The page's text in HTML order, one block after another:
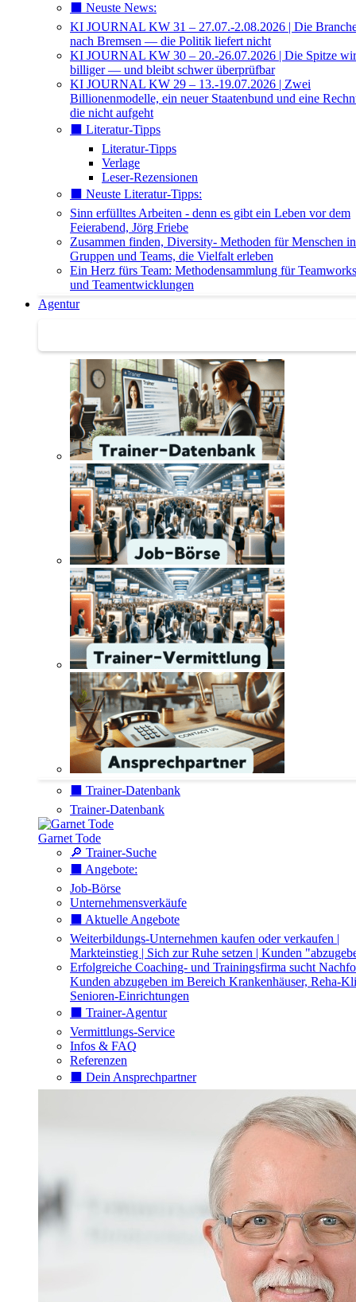
⬛️ Neuste News:
KI JOURNAL KW 31 – 27.07.-2.08.2026 | Die
nach Bremsen — die Politik liefert nicht
KI JOURNAL KW 30 – 20.-26.07.2026 | Die Spitze
billiger — und bleibt schwer überprüfbar
KI JOURNAL KW 29 – 13.-19.07.2026 | Zwei
Billionenmodelle, ein neuer Staatenbund und eine
die nicht aufgeht
⬛️ Literatur-Tipps
Literatur-Tipps
Verlage
Leser-Rezensionen
⬛️ Neuste Literatur-Tipps:
Sinn erfülltes Arbeiten - denn es gibt ein Leben vor dem
Feierabend, Jörg Friebe
Zusammen finden, Diversity- Methoden für Menschen in
Gruppen und Teams, die Vielfalt erleben
Ein Herz fürs Team: Methodensammlung für
und Teamentwicklungen
Agentur
⬛️ Trainer-Datenbank
Trainer-Datenbank
Garnet Tode
🔎 Trainer-Suche
⬛️ Angebote:
Job-Börse
Unternehmensverkäufe
⬛️ Aktuelle Angebote
Weiterbildungs-Unternehmen kaufen oder verkaufen |
Markteinstieg | Sich zur Ruhe setzen | Kunden
Erfolgreiche Coaching- und Trainingsfirma sucht
Kunden abzugeben im Bereich Krankenhäuser, Reha-
Senioren-Einrichtungen
⬛️ Trainer-Agentur
Vermittlungs-Service
Infos & FAQ
Referenzen
⬛️ Dein Ansprechpartner